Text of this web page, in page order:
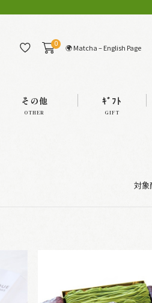
0 🌍 Matcha – English Page
その他
OTHER
ｷﾞﾌﾄ
GIFT
対